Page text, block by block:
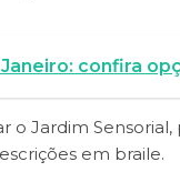
confira
o Jardim
em braile.